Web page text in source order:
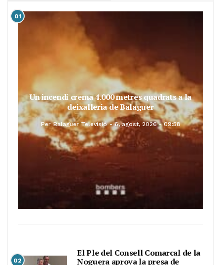
01
Un incendi crema 4.000 metres quadrats a la
deixalleria de Balaguer
Per Balaguer Televisió 6, agost, 2026 - 09:58
02
El Ple del Consell Comarcal de la
Noguera aprova la presa de